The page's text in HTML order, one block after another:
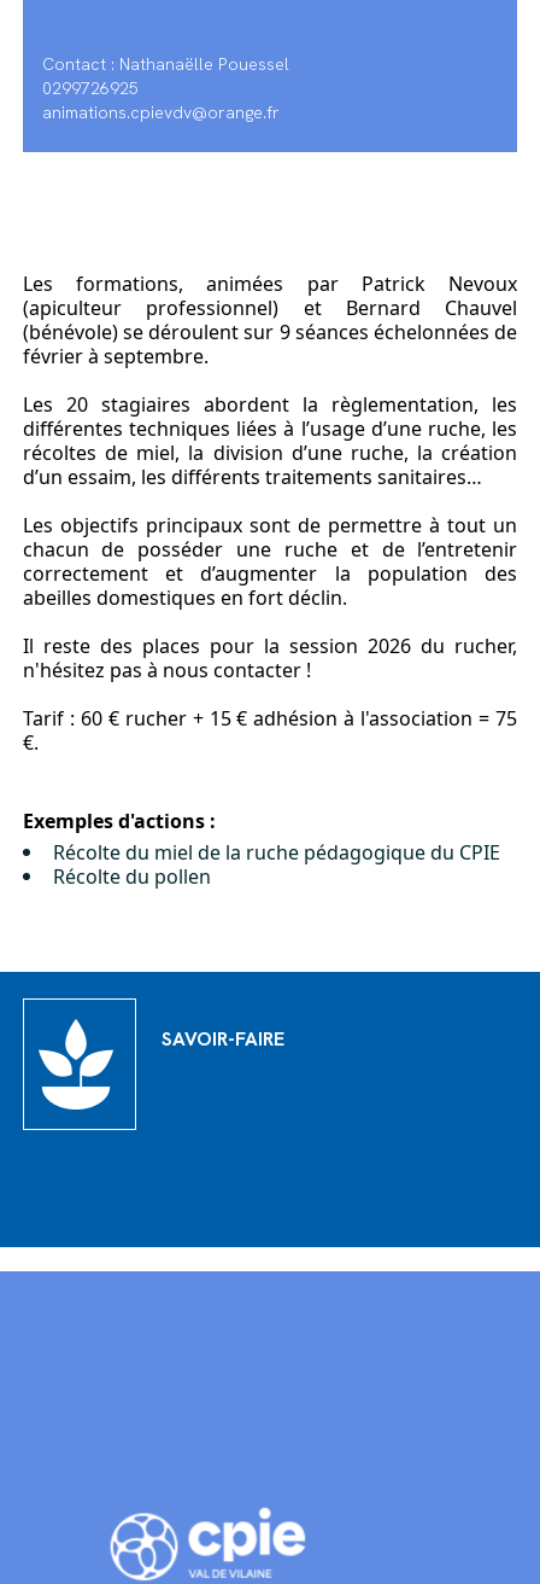
Contact : Nathanaëlle Pouessel
0299726925
animations.cpievdv@orange.fr
Les formations, animées par Patrick Nevoux
(apiculteur professionnel) et Bernard Chauvel
(bénévole) se déroulent sur 9 séances échelonnées de
février à septembre.
Les 20 stagiaires abordent la règlementation, les
différentes techniques liées à l’usage d’une ruche, les
récoltes de miel, la division d’une ruche, la création
d’un essaim, les différents traitements sanitaires…
Les objectifs principaux sont de permettre à tout un
chacun de posséder une ruche et de l’entretenir
correctement et d’augmenter la population des
abeilles domestiques en fort déclin.
Il reste des places pour la session 2026 du rucher,
n'hésitez pas à nous contacter !
Tarif : 60 € rucher + 15 € adhésion à l'association = 75
€.
Exemples d'actions :
Récolte du miel de la ruche pédagogique du CPIE
Récolte du pollen
SAVOIR-FAIRE